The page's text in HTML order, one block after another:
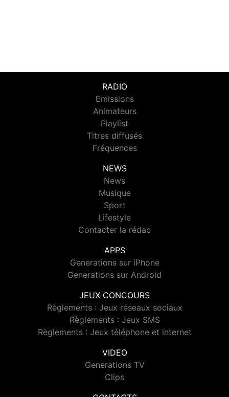
RADIO
Emissions
Animateurs
Playlist
Titres diffusés
Fréquences
NEWS
News
Musique
Sport
Lifestyle
Contacter la rédac
APPS
Generations sur iPhone
Generations sur Android
JEUX CONCOURS
Règlements : Jeux réseaux sociaux
Règlements : Jeux SMS
Règlements : Jeux téléphone et internet
VIDEO
Generations TV
Clips